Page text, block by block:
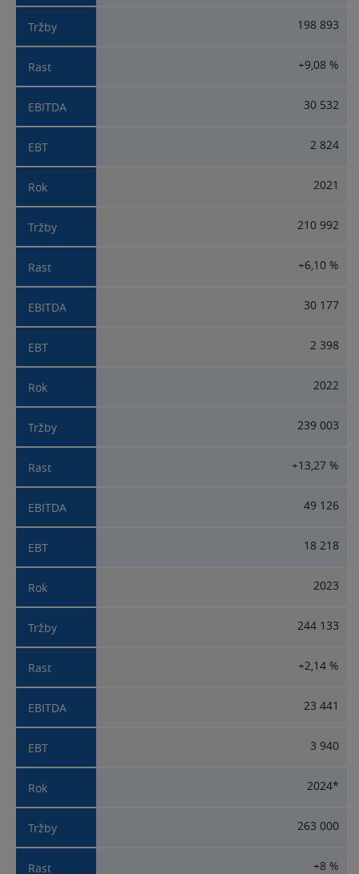
198 893
+9,08 %
30 532
2 824
2021
210 992
+6,10 %
30 177
2 398
2022
239 003
+13,27 %
49 126
18 218
2023
244 133
+2,14 %
23 441
3 940
2024*
263 000
+8 %